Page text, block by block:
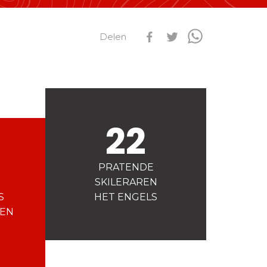
Les résultats par épreuves
Delen
22
PRATENDE
SKILERAREN
HET ENGELS